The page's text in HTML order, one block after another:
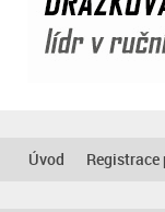
Úvod Registrace